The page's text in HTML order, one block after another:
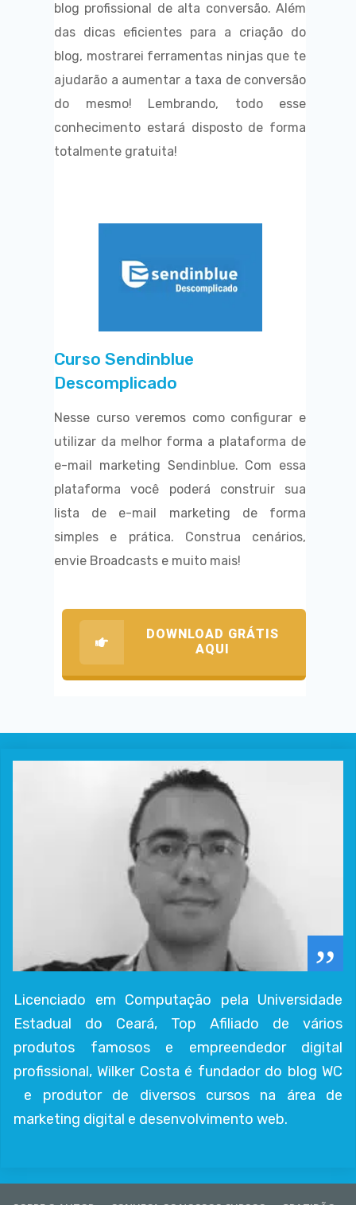
blog profissional de alta conversão. Além
das dicas eficientes para a criação do
blog, mostrarei ferramentas ninjas que te
ajudarão a aumentar a taxa de conversão
do mesmo! Lembrando, todo esse
conhecimento estará disposto de forma
totalmente gratuita!
Curso Sendinblue
Descomplicado
Nesse curso veremos como configurar e
utilizar da melhor forma a plataforma de
e-mail marketing Sendinblue. Com essa
plataforma você poderá construir sua
lista de e-mail marketing de forma
simples e prática. Construa cenários,
envie Broadcasts e muito mais!
DOWNLOAD GRÁTIS
AQUI
”
Licenciado em Computação pela Universidade
Estadual do Ceará, Top Afiliado de vários
produtos famosos e empreendedor digital
profissional, Wilker Costa é fundador do blog WC
e produtor de diversos cursos na área de
marketing digital e desenvolvimento web.